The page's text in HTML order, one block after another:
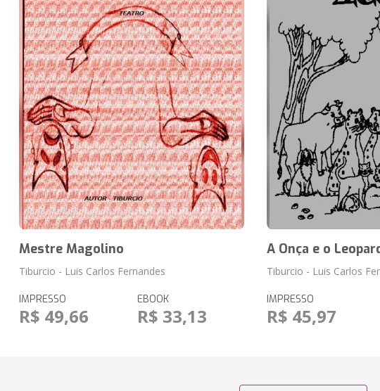
Mestre Magolino
Tiburcio - Luis Carlos Fernandes
IMPRESSO
R$ 49,66
EBOOK
R$ 33,13
A Onça e o
Tiburcio - Luis Carlos
IMPRESSO
R$ 45,97